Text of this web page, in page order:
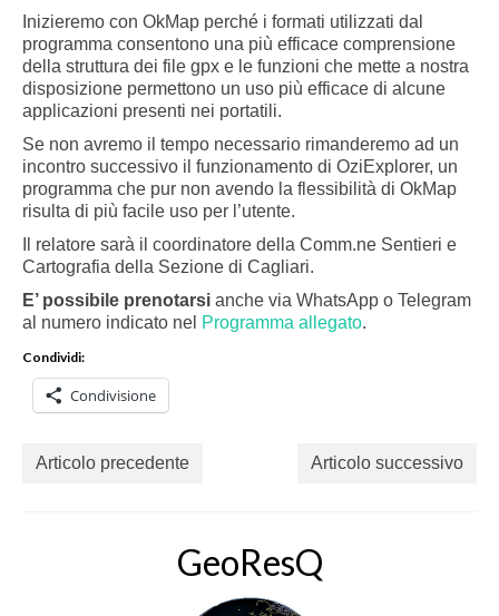
Inizieremo con OkMap perché i formati utilizzati dal
programma consentono una più efficace comprensione
della struttura dei file gpx e le funzioni che mette a nostra
disposizione permettono un uso più efficace di alcune
applicazioni presenti nei portatili.
Se non avremo il tempo necessario rimanderemo ad un
incontro successivo il funzionamento di OziExplorer, un
programma che pur non avendo la flessibilità di OkMap
risulta di più facile uso per l’utente.
Il relatore sarà il coordinatore della Comm.ne Sentieri e
Cartografia della Sezione di Cagliari.
E’ possibile prenotarsi anche via WhatsApp o Telegram
al numero indicato nel Programma allegato.
Condividi:
Condivisione
Articolo precedente Articolo successivo
GeoResQ